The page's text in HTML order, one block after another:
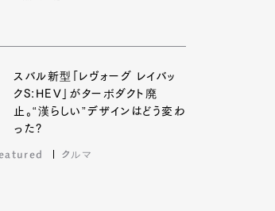
スバル新型「レヴォーグ レイバッ
クS:HEV」がターボダクト廃
止。“漢らしい”デザインはどう変わ
った?
クルマ